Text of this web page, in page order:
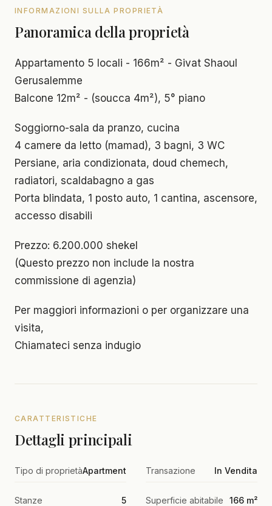
INFORMAZIONI SULLA PROPRIETÀ
Panoramica della proprietà
Appartamento 5 locali - 166m² - Givat Shaoul
Gerusalemme
Balcone 12m² - (soucca 4m²), 5° piano
Soggiorno-sala da pranzo, cucina
4 camere da letto (mamad), 3 bagni, 3 WC
Persiane, aria condizionata, doud chemech,
radiatori, scaldabagno a gas
Porta blindata, 1 posto auto, 1 cantina, ascensore,
accesso disabili
Prezzo: 6.200.000 shekel
(Questo prezzo non include la nostra
commissione di agenzia)
Per maggiori informazioni o per organizzare una
visita,
Chiamateci senza indugio
CARATTERISTICHE
Dettagli principali
Tipo di proprietàApartment Transazione In Vendita
Stanze 5 Superficie abitabile 166 m²